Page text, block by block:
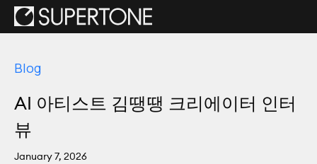
Blog
AI 아티스트 김땡땡 크리에이터 인터
뷰
January 7, 2026